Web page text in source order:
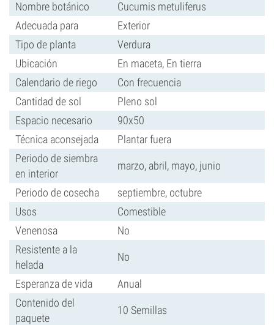
Nombre botánico
Cucumis metuliferus
Adecuada para
Exterior
Tipo de planta
Verdura
Ubicación
En maceta, En tierra
Calendario de riego
Con frecuencia
Cantidad de sol
Pleno sol
Espacio necesario
90x50
Técnica aconsejada
Plantar fuera
Periodo de siembra
en interior
marzo, abril, mayo, junio
Periodo de cosecha
septiembre, octubre
Usos
Comestible
Venenosa
No
Resistente a la
helada
No
Esperanza de vida
Anual
Contenido del
paquete
10 Semillas